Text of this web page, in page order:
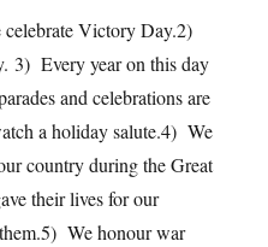
Victory Day.2)
3) Every year on this day
and celebrations are
a holiday salute.4) We
country during the Great
their lives for our
We honour war